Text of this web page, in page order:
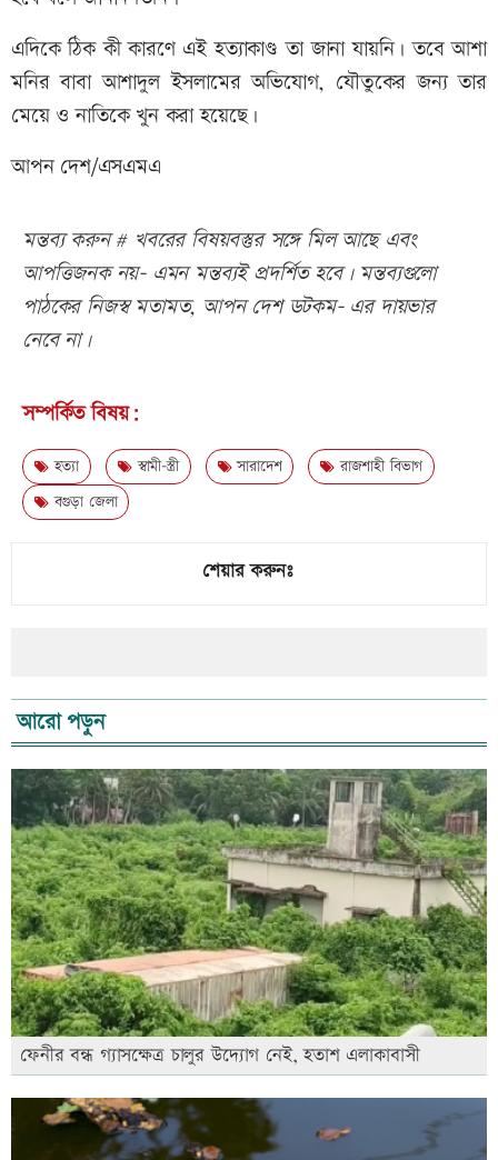
এদিকে ঠিক কী কারণে এই হত্যাকাণ্ড তা জানা যায়নি। তবে আশা
মনির বাবা আশাদুল ইসলামের অভিযোগ, যৌতুকের জন্য তার
মেয়ে ও নাতিকে খুন করা হয়েছে।
আপন দেশ/এসএমএ
মন্তব্য করুন # খবরের বিষয়বস্তুর সঙ্গে মিল আছে এবং
আপত্তিজনক নয়- এমন মন্তব্যই প্রদর্শিত হবে। মন্তব্যগুলো
পাঠকের নিজস্ব মতামত, আপন দেশ ডটকম- এর দায়ভার
নেবে না।
সম্পর্কিত বিষয়:
হত্যা স্বামী-স্ত্রী সারাদেশ
রাজশাহী বিভাগ
বগুড়া জেলা
শেয়ার করুনঃ
আরো পড়ুন
ফেনীর বন্ধ গ্যাসক্ষেত্র চালুর উদ্যোগ নেই, হতাশ এলাকাবাসী